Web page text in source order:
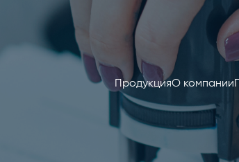
ПродукцияО компании